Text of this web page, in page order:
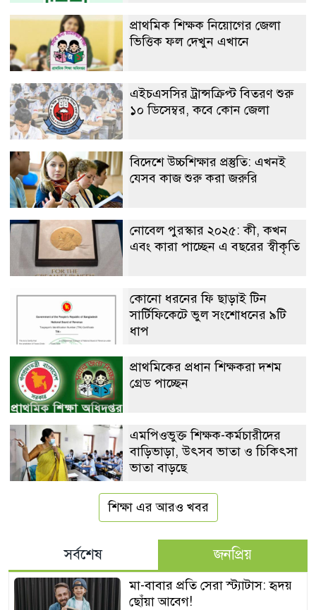
প্রাথমিক শিক্ষক নিয়োগের জেলা
ভিত্তিক ফল দেখুন এখানে
এইচএসসির ট্রান্সক্রিপ্ট বিতরণ শুরু
১০ ডিসেম্বর, কবে কোন জেলা
বিদেশে উচ্চশিক্ষার প্রস্তুতি: এখনই
যেসব কাজ শুরু করা জরুরি
নোবেল পুরস্কার ২০২৫: কী, কখন
এবং কারা পাচ্ছেন এ বছরের স্বীকৃতি
কোনো ধরনের ফি ছাড়াই টিন
সার্টিফিকেটে ভুল সংশোধনের ৯টি
ধাপ
প্রাথমিকের প্রধান শিক্ষকরা দশম
গ্রেড পাচ্ছেন
এমপিওভুক্ত শিক্ষক-কর্মচারীদের
বাড়িভাড়া, উৎসব ভাতা ও চিকিৎসা
ভাতা বাড়ছে
শিক্ষা এর আরও খবর
সর্বশেষ জনপ্রিয়
মা-বাবার প্রতি সেরা স্ট্যাটাস: হৃদয়
ছোঁয়া আবেগ!